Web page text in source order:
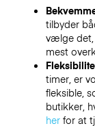
tilbyder
vælge det,
mest
timer, er
fleksible,
butikker,
herfor at